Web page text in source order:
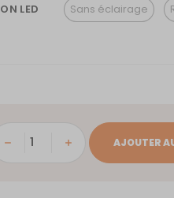
LED Sans éclairage
AJOUTER